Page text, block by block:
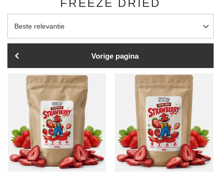
FREEZE DRIED
Sortering wijzigen
Beste relevantie
Vorige pagina